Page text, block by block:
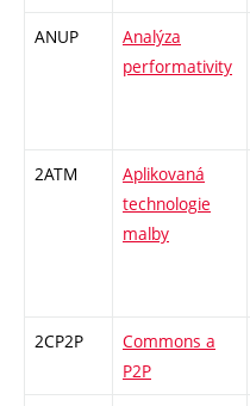
ANUP
Analýza
performativity
2ATM
Aplikovaná
technologie
malby
2CP2P
Commons a
P2P